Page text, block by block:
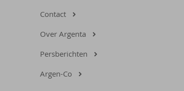
Contact
Over Argenta
Persberichten
Argen-Co